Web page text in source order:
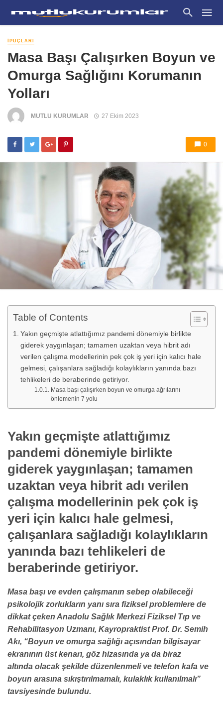
İPUÇLARI
Masa Başı Çalışırken Boyun ve
Omurga Sağlığını Korumanın
Yolları
MUTLU KURUMLAR 27 Ekim 2023
0
Table of Contents
Yakın geçmişte atlattığımız pandemi dönemiyle birlikte
giderek yaygınlaşan; tamamen uzaktan veya hibrit adı
verilen çalışma modellerinin pek çok iş yeri için kalıcı hale
gelmesi, çalışanlara sağladığı kolaylıkların yanında bazı
tehlikeleri de beraberinde getiriyor.
Masa başı çalışırken boyun ve omurga ağrılarını
önlemenin 7 yolu
Yakın geçmişte atlattığımız
pandemi dönemiyle birlikte
giderek yaygınlaşan; tamamen
uzaktan veya hibrit adı verilen
çalışma modellerinin pek çok iş
yeri için kalıcı hale gelmesi,
çalışanlara sağladığı kolaylıkların
yanında bazı tehlikeleri de
beraberinde getiriyor.
Masa başı ve evden çalışmanın sebep olabileceği
psikolojik zorlukların yanı sıra fiziksel problemlere de
dikkat çeken Anadolu Sağlık Merkezi Fiziksel Tıp ve
Rehabilitasyon Uzmanı, Kayropraktist Prof. Dr. Semih
Akı, “Boyun ve omurga sağlığı açısından bilgisayar
ekranının üst kenarı, göz hizasında ya da biraz
altında olacak şekilde düzenlenmeli ve telefon kafa ve
boyun arasına sıkıştırılmamalı, kulaklık kullanılmalı”
tavsiyesinde bulundu.